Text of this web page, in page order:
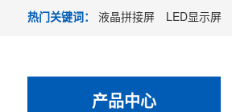
热门关键词： 液晶拼接屏 LED显示屏
产品中心